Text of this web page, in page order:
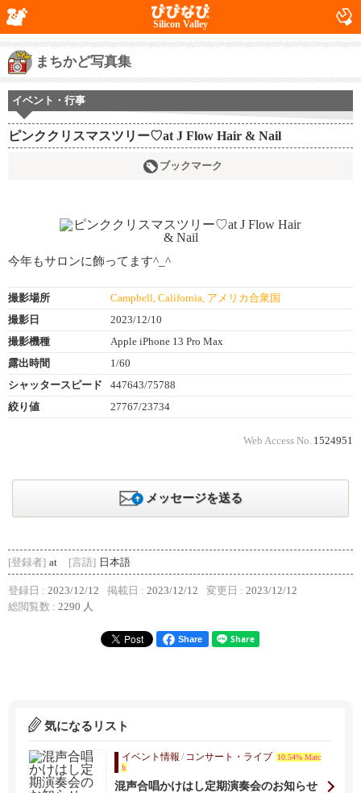
Silicon Valley
まちかど写真集
イベント・行事
ピンククリスマスツリー♡at J Flow Hair & Nail
ブックマーク
今年もサロンに飾ってます^_^
撮影場所
Campbell, California, アメリカ合衆国
撮影日
2023/12/10
撮影機種
Apple iPhone 13 Pro Max
露出時間
1/60
シャッタースピード
447643/75788
絞り値
27767/23734
Web Access No. 1524951
メッセージを送る
[登録者] at [言語] 日本語
登録日 : 2023/12/12 掲載日 : 2023/12/12 変更日 : 2023/12/12
総閲覧数 : 2290 人
Share
気になるリスト
イベント情報 / コンサート・ライブ
10.54% Matc
h
混声合唱かけはし定期演奏会のお知らせ